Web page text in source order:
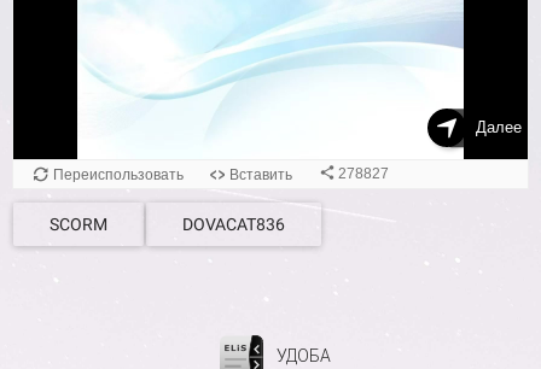
SCORM DOVACAT836
УДОБА